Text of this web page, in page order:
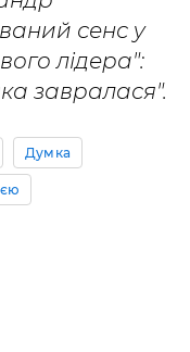
сенс у
лідера":
завралася".
Думка